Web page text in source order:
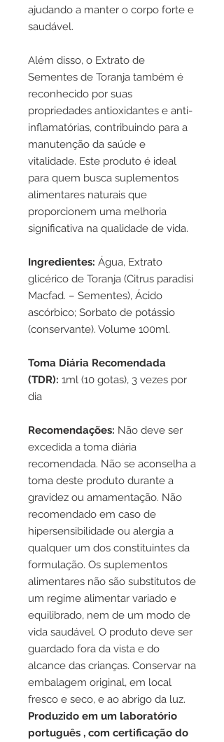
ajudando a manter o corpo forte e
saudável.
Além disso, o Extrato de
Sementes de Toranja também é
reconhecido por suas
propriedades antioxidantes e anti-
inflamatórias, contribuindo para a
manutenção da saúde e
vitalidade. Este produto é ideal
para quem busca suplementos
alimentares naturais que
proporcionem uma melhoria
significativa na qualidade de vida.
Ingredientes: Água, Extrato
glicérico de Toranja (Citrus paradisi
Macfad. – Sementes), Ácido
ascórbico; Sorbato de potássio
(conservante). Volume 100ml.
Toma Diária Recomendada
(TDR): 1ml (10 gotas), 3 vezes por
dia
Recomendações: Não deve ser
excedida a toma diária
recomendada. Não se aconselha a
toma deste produto durante a
gravidez ou amamentação. Não
recomendado em caso de
hipersensibilidade ou alergia a
qualquer um dos constituintes da
formulação. Os suplementos
alimentares não são substitutos de
um regime alimentar variado e
equilibrado, nem de um modo de
vida saudável. O produto deve ser
guardado fora da vista e do
alcance das crianças. Conservar na
embalagem original, em local
fresco e seco, e ao abrigo da luz.
Produzido em um laboratório
português , com certificação do